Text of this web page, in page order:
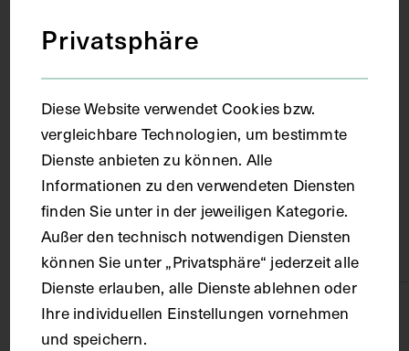
Wels
Material
Technik
Privatsphäre
Diese Website verwendet Cookies bzw.
vergleichbare Technologien, um bestimmte
Dienste anbieten zu können. Alle
Informationen zu den verwendeten Diensten
finden Sie unter in der jeweiligen Kategorie.
Außer den technisch notwendigen Diensten
können Sie unter „Privatsphäre“ jederzeit alle
Dienste erlauben, alle Dienste ablehnen oder
Ihre individuellen Einstellungen vornehmen
und speichern.